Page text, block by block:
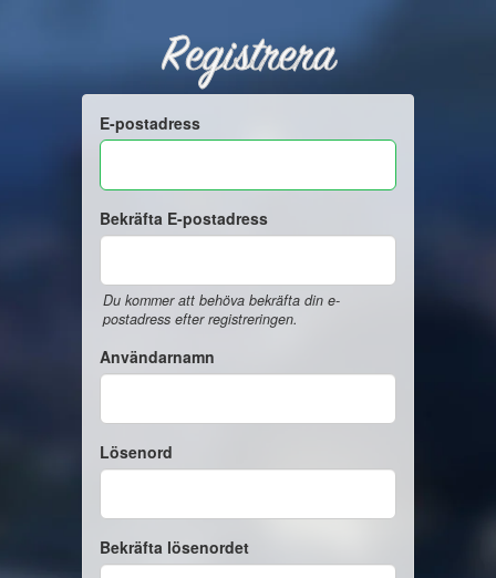
Registrera
E-postadress
Bekräfta E-postadress
Du kommer att behöva bekräfta din e-
postadress efter registreringen.
Användarnamn
Lösenord
Bekräfta lösenordet